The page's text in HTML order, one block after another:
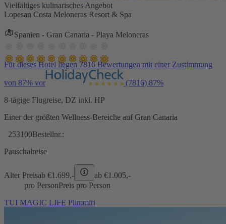
Vielfältiges kulinarisches Angebot
Lopesan Costa Meloneras Resort & Spa
Spanien - Gran Canaria - Playa Meloneras
Für dieses Hotel liegen 7816 Bewertungen mit einer Zustimmung
von 87% vor (7816) 87%
8-tägige Flugreise, DZ inkl. HP
Einer der größten Wellness-Bereiche auf Gran Canaria
253100Bestellnr.:
Pauschalreise
Alter Preisab €1.699,- ab €1.005,-
pro PersonPreis pro Person
TUI MAGIC LIFE Plimmiri